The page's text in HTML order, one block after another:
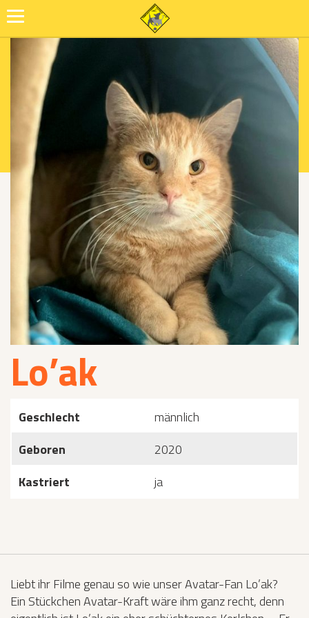
Lo’ak
Geschlecht
männlich
Geboren
2020
Kastriert
ja
Liebt ihr Filme genau so wie unser Avatar-Fan Lo’ak?
Ein Stückchen Avatar-Kraft wäre ihm ganz recht, denn